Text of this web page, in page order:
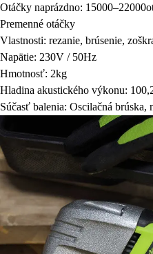
Otáčky naprázdno:
Premenné otáčky
Vlastnosti: rezanie, brúsenie,
Napätie: 230V / 50Hz
Hmotnosť: 2kg
Hladina akustického výkonu:
Súčasť balenia: Oscilačná brúska,